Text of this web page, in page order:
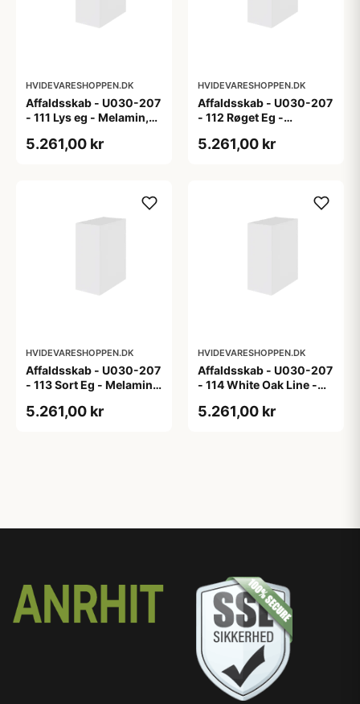
HVIDEVARESHOPPEN.DK
Affaldsskab - U030-207
- 111 Lys eg - Melamin,
5.261,00 kr
HVIDEVARESHOPPEN.DK
Affaldsskab - U030-207
- 112 Røget Eg -
5.261,00 kr
HVIDEVARESHOPPEN.DK
Affaldsskab - U030-207
- 113 Sort Eg - Melamin,
5.261,00 kr
HVIDEVARESHOPPEN.DK
Affaldsskab - U030-207
- 114 White Oak Line -
5.261,00 kr